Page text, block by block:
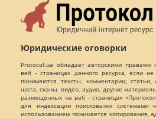
Юридические оговорки
Protocol.ua обладает авторскими
веб - страницах данного ресурса, если
понимаются тексты, комментарии,
шота, сканы, видео, аудио, другие
размещенных на веб - страницах
для индексации поисковыми системами
использованием понимается копирования,